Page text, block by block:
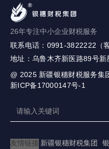
26年专注中小企业财税服务
联系电话：0991-3822222（
地址：乌鲁木齐新医路89号新
@ 2025 新疆银穗财税服务集
新ICP备17000147号-1
友情链接 新疆银穗财税集团